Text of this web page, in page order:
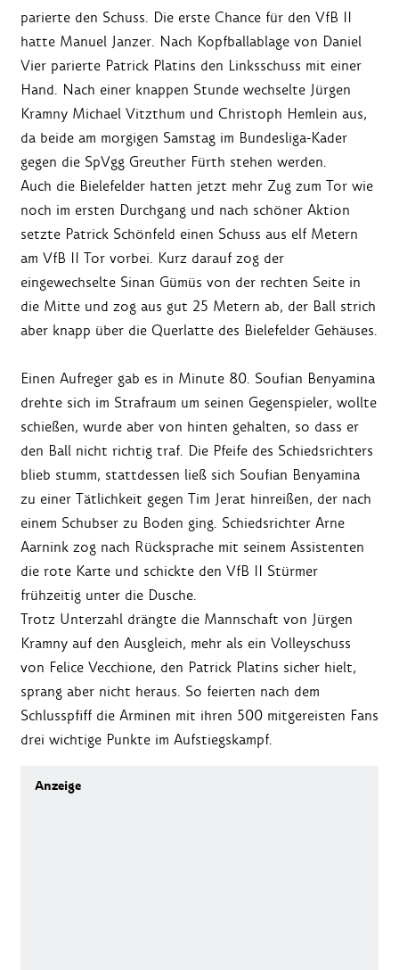
parierte den Schuss. Die erste Chance für den VfB II
hatte Manuel Janzer. Nach Kopfballablage von Daniel
Vier parierte Patrick Platins den Linksschuss mit einer
Hand. Nach einer knappen Stunde wechselte Jürgen
Kramny Michael Vitzthum und Christoph Hemlein aus,
da beide am morgigen Samstag im Bundesliga-Kader
gegen die SpVgg Greuther Fürth stehen werden.
Auch die Bielefelder hatten jetzt mehr Zug zum Tor wie
noch im ersten Durchgang und nach schöner Aktion
setzte Patrick Schönfeld einen Schuss aus elf Metern
am VfB II Tor vorbei. Kurz darauf zog der
eingewechselte Sinan Gümüs von der rechten Seite in
die Mitte und zog aus gut 25 Metern ab, der Ball strich
aber knapp über die Querlatte des Bielefelder Gehäuses.
Einen Aufreger gab es in Minute 80. Soufian Benyamina
drehte sich im Strafraum um seinen Gegenspieler, wollte
schießen, wurde aber von hinten gehalten, so dass er
den Ball nicht richtig traf. Die Pfeife des Schiedsrichters
blieb stumm, stattdessen ließ sich Soufian Benyamina
zu einer Tätlichkeit gegen Tim Jerat hinreißen, der nach
einem Schubser zu Boden ging. Schiedsrichter Arne
Aarnink zog nach Rücksprache mit seinem Assistenten
die rote Karte und schickte den VfB II Stürmer
frühzeitig unter die Dusche.
Trotz Unterzahl drängte die Mannschaft von Jürgen
Kramny auf den Ausgleich, mehr als ein Volleyschuss
von Felice Vecchione, den Patrick Platins sicher hielt,
sprang aber nicht heraus. So feierten nach dem
Schlusspfiff die Arminen mit ihren 500 mitgereisten Fans
drei wichtige Punkte im Aufstiegskampf.